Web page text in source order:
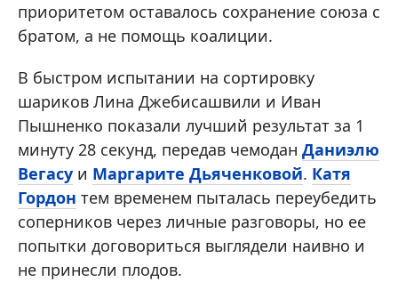
приоритетом оставалось сохранение союза с
братом, а не помощь коалиции.
В быстром испытании на сортировку
шариков Лина Джебисашвили и Иван
Пышненко показали лучший результат за 1
минуту 28 секунд, передав чемодан Даниэлю
Вегасу и Маргарите Дьяченковой. Катя
Гордон тем временем пыталась переубедить
соперников через личные разговоры, но ее
попытки договориться выглядели наивно и
не принесли плодов.